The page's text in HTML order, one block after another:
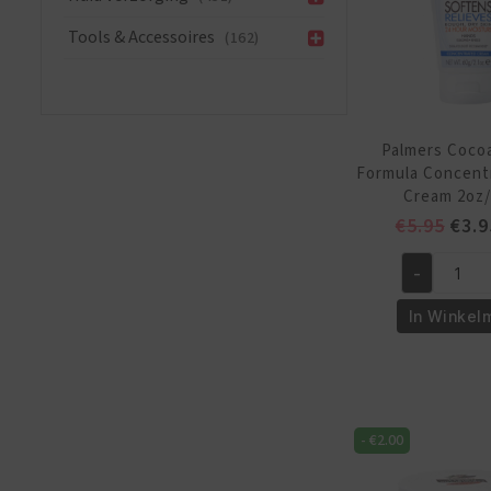
Tools & Accessoires (162)
Palmers
Formula
Cream
€5.95
was:
€
Palmers
Cocoa
Butter
Cream
-
In
- €2.00